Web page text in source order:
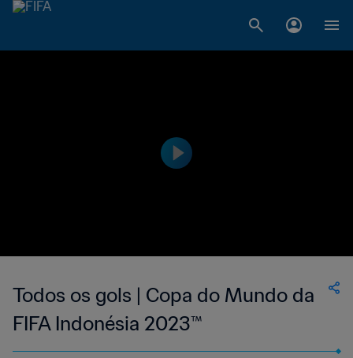
Todos os gols | Copa do Mundo da
FIFA Indonésia 2023™